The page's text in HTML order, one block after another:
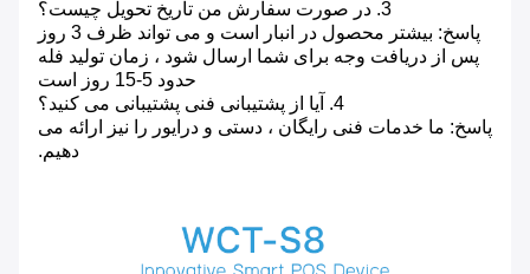
3. در صورت سفارش من تاریخ تحویل چیست؟
پاسخ: بیشتر محصول در انبار است و می تواند ظرف 3 روز
پس از دریافت وجه برای شما ارسال شود ، زمان تولید فله
حدود 5-15 روز است
4. آیا از پشتیبانی فنی پشتیبانی می کنید؟
پاسخ: ما خدمات فنی رایگان ، دستی و درایور را نیز ارائه می
دهیم.